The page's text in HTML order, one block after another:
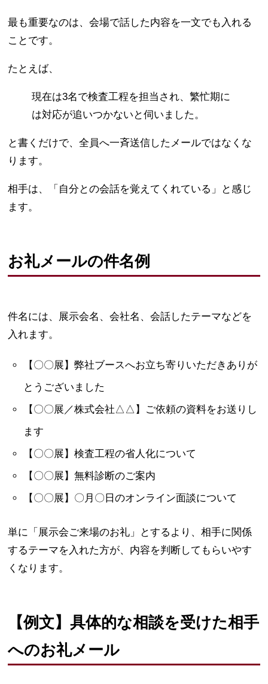
最も重要なのは、会場で話した内容を一文でも入れる
ことです。
たとえば、
現在は3名で検査工程を担当され、繁忙期に
は対応が追いつかないと伺いました。
と書くだけで、全員へ一斉送信したメールではなくな
ります。
相手は、「自分との会話を覚えてくれている」と感じ
ます。
お礼メールの件名例
件名には、展示会名、会社名、会話したテーマなどを
入れます。
【〇〇展】弊社ブースへお立ち寄りいただきありが
とうございました
【〇〇展／株式会社△△】ご依頼の資料をお送りし
ます
【〇〇展】検査工程の省人化について
【〇〇展】無料診断のご案内
【〇〇展】〇月〇日のオンライン面談について
単に「展示会ご来場のお礼」とするより、相手に関係
するテーマを入れた方が、内容を判断してもらいやす
くなります。
【例文】具体的な相談を受けた相手
へのお礼メール